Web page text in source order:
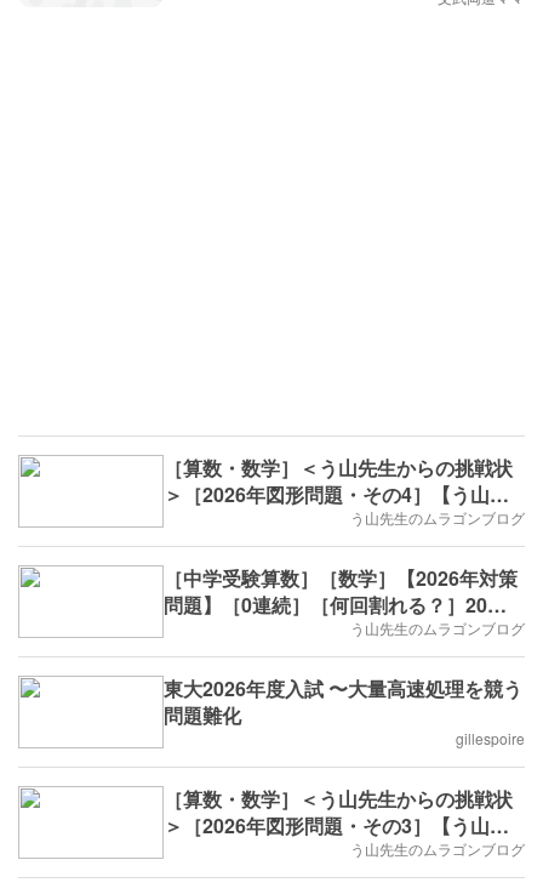
［算数・数学］＜う山先生からの挑戦状
＞［2026年図形問題・その4］【う山先
う山先生のムラゴンブログ
［中学受験算数］［数学］【2026年対策
問題】［0連続］［何回割れる？］20回
う山先生のムラゴンブログ
東大2026年度入試 〜大量高速処理を競う
問題難化
gillespoire
［算数・数学］＜う山先生からの挑戦状
＞［2026年図形問題・その3］【う山先
う山先生のムラゴンブログ